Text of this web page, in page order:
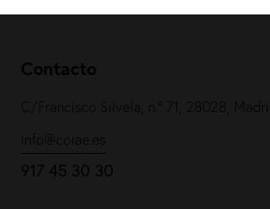
Contacto
C/Francisco Silvela, n.º 71, 28028, Madrid
info@coiae.es
917 45 30 30